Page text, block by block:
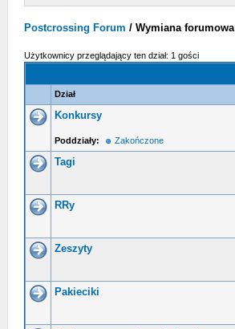
Postcrossing Forum / Wymiana forumowa
Użytkownicy przeglądający ten dział: 1 gości
Dział
Konkursy
Poddziały: Zakończone
Tagi
RRy
Zeszyty
Pakieciki